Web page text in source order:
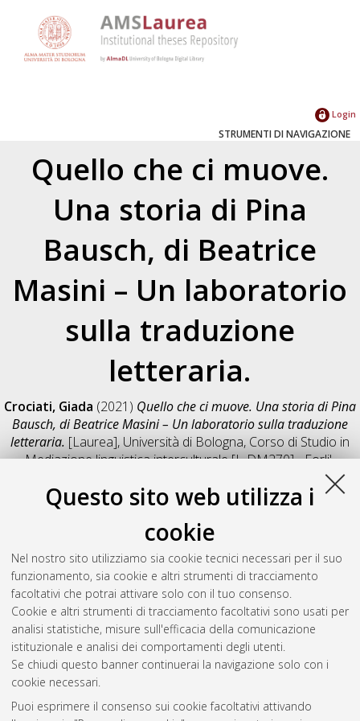
Questo sito web utilizza i
cookie
Nel nostro sito utilizziamo sia cookie tecnici necessari per il suo
funzionamento, sia cookie e altri strumenti di tracciamento
facoltativi che potrai attivare solo con il tuo consenso.
Cookie e altri strumenti di tracciamento facoltativi sono usati per
analisi statistiche, misure sull'efficacia della comunicazione
istituzionale e analisi dei comportamenti degli utenti.
Se chiudi questo banner continuerai la navigazione solo con i
cookie necessari.
Puoi esprimere il consenso sui cookie facoltativi attivando
Login
STRUMENTI DI NAVIGAZIONE
Quello che ci muove.
Una storia di Pina
Bausch, di Beatrice
Masini – Un laboratorio
sulla traduzione
letteraria.
Crociati, Giada (2021) Quello che ci muove. Una storia di Pina
Bausch, di Beatrice Masini – Un laboratorio sulla traduzione
letteraria. [Laurea], Università di Bologna, Corso di Studio in
Mediazione linguistica interculturale [L-DM270] - Forli',
Salva citazione
Condividi
Il full-text non è disponibile per scelta dell'autore. (
Abstract
Altri metadati
Gestione del documento:
Atom